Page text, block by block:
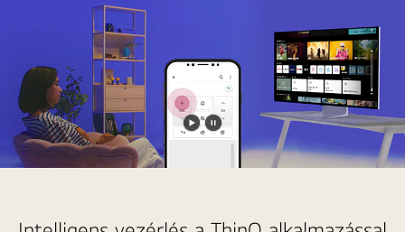
Videó
lejátszása
Videó
megállítása